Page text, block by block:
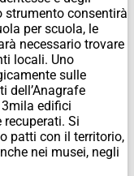
strumento consentirà
per scuola, le
necessario trovare
locali. Uno
sulle
dell’Anagrafe
edifici
Si
patti con il territorio,
nei musei, negli